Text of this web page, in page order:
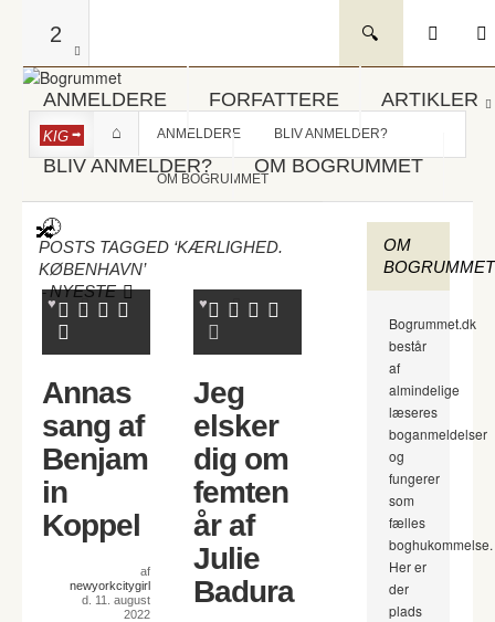
2
ANMELDERE FORFATTERE ARTIKLER
BLIV ANMELDER? OM BOGRUMMET
KIG ANMELDERE BLIV ANMELDER?
OM BOGRUMMET
POSTS TAGGED ‘KÆRLIGHED.
KØBENHAVN’
-NYESTE
Annas
sang af
Benjam
in
Koppel
af
newyorkcitygirl
d. 11. august
2022
Jeg
elsker
dig om
femten
år af
Julie
Badura
OM
BOGRUMMET
Bogrummet.dk
består
af
almindelige
læseres
boganmeldelser
og
fungerer
som
fælles
boghukommelse.
Her er
der
plads